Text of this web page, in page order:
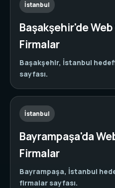
İstanbul
Başakşehir'de
Firmalar
Başakşehir, İstanbul
sayfası.
İstanbul
Bayrampaşa'da
Firmalar
Bayrampaşa, İstanbul
firmalar sayfası.